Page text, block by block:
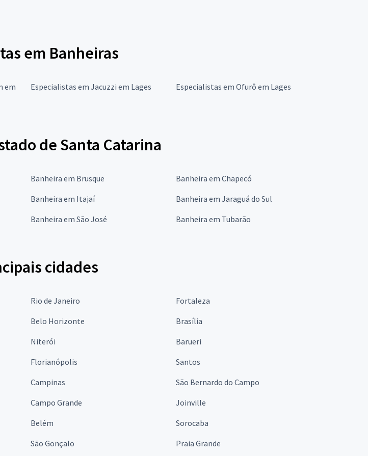
em Banheiras
em
Especialistas em Jacuzzi em Lages Especialistas em Ofurô em Lages
de Santa Catarina
Banheira em Brusque
Banheira em Chapecó
Banheira em Itajaí
Banheira em Jaraguá do Sul
Banheira em São José Banheira em Tubarão
cidades
Rio de Janeiro
Fortaleza
Belo Horizonte
Brasília
Niterói
Barueri
Florianópolis
Santos
Campinas
São Bernardo do Campo
Campo Grande
Joinville
Belém
Sorocaba
São Gonçalo Praia Grande